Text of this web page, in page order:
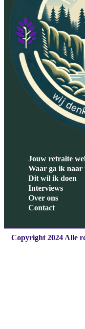
Jouw retraite
Waar ga ik naar
Dit wil ik doen
Interviews
Over ons
Contact
Copyright 2024 Alle